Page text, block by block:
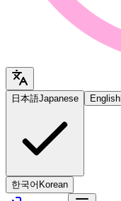
日本語Japanese English
한국어 Korean